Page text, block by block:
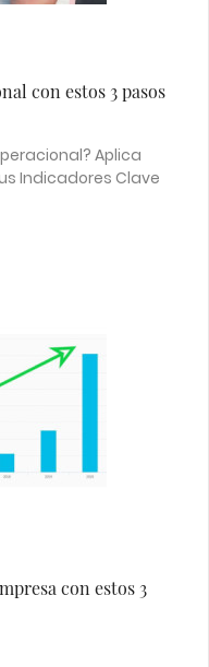
con estos 3 pasos
Aplica
Indicadores Clave
con estos 3